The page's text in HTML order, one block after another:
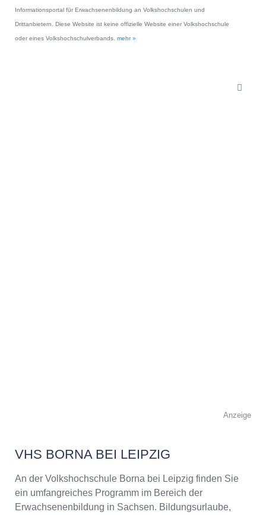
Informationsportal für Erwachsenenbildung an Volkshochschulen und
Drittanbietern. Diese Website ist keine offizielle Website einer Volkshochschule
oder eines Volkshochschulverbands. mehr »
Anzeige
VHS BORNA BEI LEIPZIG
An der Volkshochschule Borna bei Leipzig finden Sie
ein umfangreiches Programm im Bereich der
Erwachsenenbildung in Sachsen. Bildungsurlaube,